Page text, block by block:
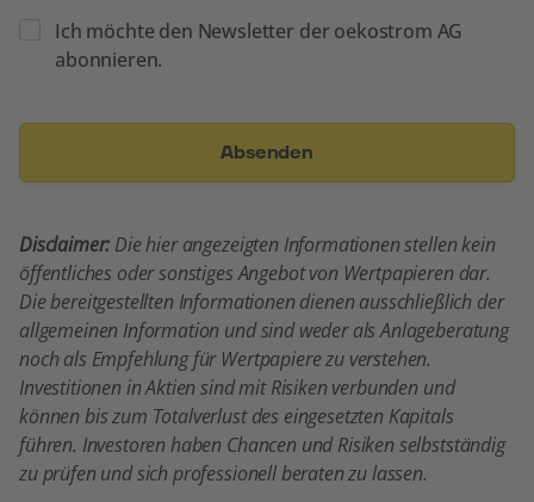
Newsletter
Ich möchte den Newsletter der oekostrom AG
abonnieren.
Disclaimer: Die hier angezeigten Informationen stellen kein
öffentliches oder sonstiges Angebot von Wertpapieren dar.
Die bereitgestellten Informationen dienen ausschließlich der
allgemeinen Information und sind weder als Anlageberatung
noch als Empfehlung für Wertpapiere zu verstehen.
Investitionen in Aktien sind mit Risiken verbunden und
können bis zum Totalverlust des eingesetzten Kapitals
führen. Investoren haben Chancen und Risiken selbstständig
zu prüfen und sich professionell beraten zu lassen.